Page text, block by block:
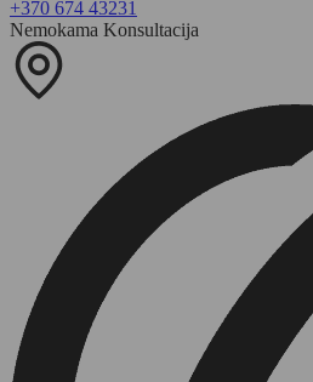
+370 674 43231
Nemokama Konsultacija